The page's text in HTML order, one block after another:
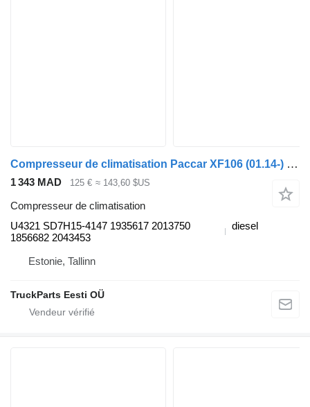
Compresseur de climatisation Paccar XF106 (01.14-) U4321 pour tracteur routier DAF XF106 (2014-)
1 343 MAD 125 € ≈ 143,60 $US
Compresseur de climatisation
U4321 SD7H15-4147 1935617 2013750
1856682 2043453
diesel
Estonie, Tallinn
TruckParts Eesti OÜ